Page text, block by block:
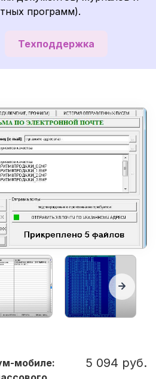
программ).
Техподдержка
мобиле:
5 094 руб.